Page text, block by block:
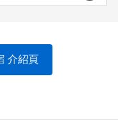
介紹頁